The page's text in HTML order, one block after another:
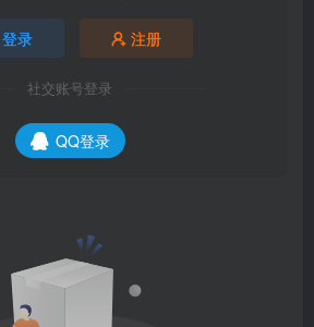
登录 注册
社交账号登录
QQ登录